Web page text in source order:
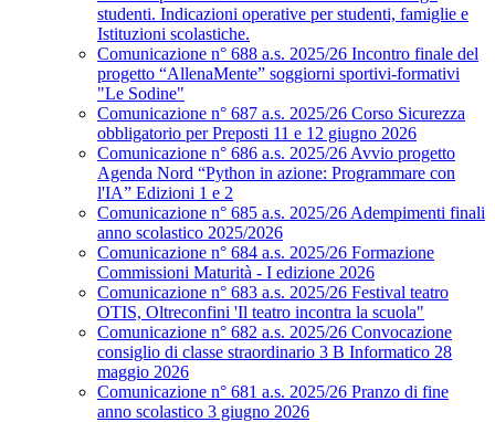
studenti. Indicazioni operative per studenti, famiglie e
Istituzioni scolastiche.
Comunicazione n° 688 a.s. 2025/26 Incontro finale del
progetto “AllenaMente” soggiorni sportivi‑formativi
"Le Sodine"
Comunicazione n° 687 a.s. 2025/26 Corso Sicurezza
obbligatorio per Preposti 11 e 12 giugno 2026
Comunicazione n° 686 a.s. 2025/26 Avvio progetto
Agenda Nord “Python in azione: Programmare con
l'IA” Edizioni 1 e 2
Comunicazione n° 685 a.s. 2025/26 Adempimenti finali
anno scolastico 2025/2026
Comunicazione n° 684 a.s. 2025/26 Formazione
Commissioni Maturità - I edizione 2026
Comunicazione n° 683 a.s. 2025/26 Festival teatro
OTIS, Oltreconfini 'Il teatro incontra la scuola"
Comunicazione n° 682 a.s. 2025/26 Convocazione
consiglio di classe straordinario 3 B Informatico 28
maggio 2026
Comunicazione n° 681 a.s. 2025/26 Pranzo di fine
anno scolastico 3 giugno 2026